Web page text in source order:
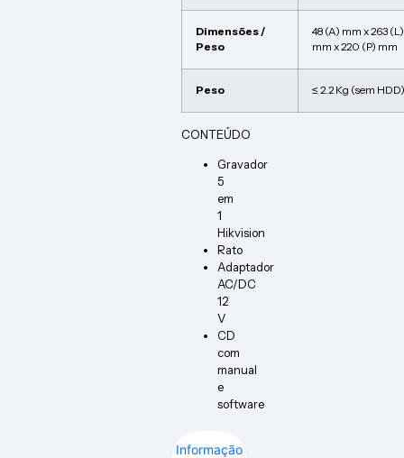
Informação
Dimensões /
Peso
48 (A) mm x 263 (L)
mm x 220 (P) mm
Peso ≤ 2.2 Kg (sem HDD)
CONTEÚDO
Gravador
5
em
1
Hikvision
Rato
Adaptador
AC/DC
12
V
CD
com
manual
e
software